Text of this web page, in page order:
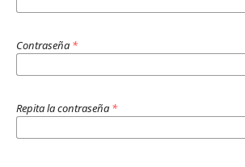
Contraseña *
Repita la contraseña *